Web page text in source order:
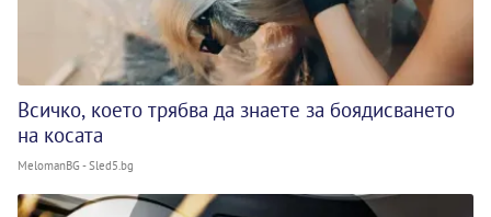
Всичко, което трябва да знаете за боядисването
на косата
MelomanBG - Sled5.bg